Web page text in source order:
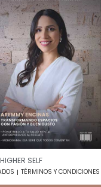
SELF​
TÉRMINOS Y CONDICIONES